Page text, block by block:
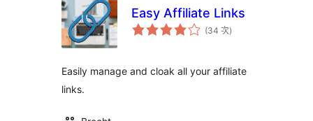
Easy Affiliate Links
(34 次評
分)
Easily manage and cloak all your affiliate
links.